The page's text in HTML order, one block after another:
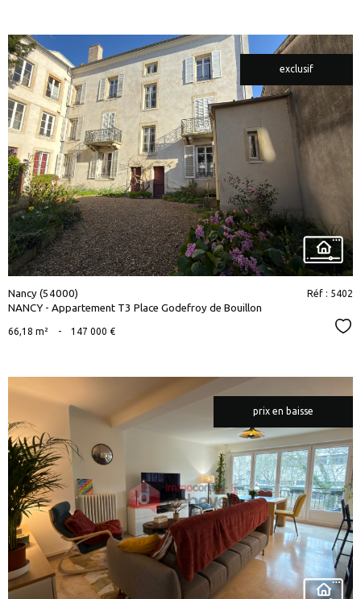
exclusif
voir le
bien
Nancy (54000)
NANCY - Appartement T3 Place Godefroy de Bouillon
Réf : 5402
66,18 m² - 147 000 €
prix en baisse
voir le
bien